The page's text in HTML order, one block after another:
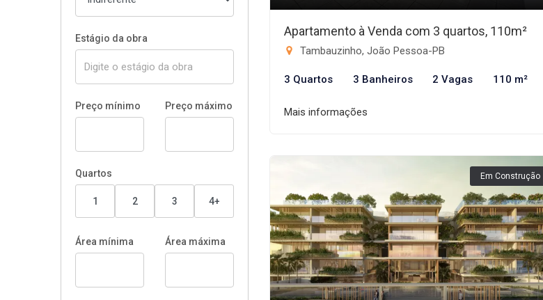
Estágio da obra
Preço mínimo Preço máximo
Quartos
1 2 3 4+
Área mínima Área máxima
Apartamento à Venda com 3 quartos, 110m²
Tambauzinho, João Pessoa-PB
3 Quartos 3 Banheiros 2 Vagas 110 m²
Mais informações
Em Construção